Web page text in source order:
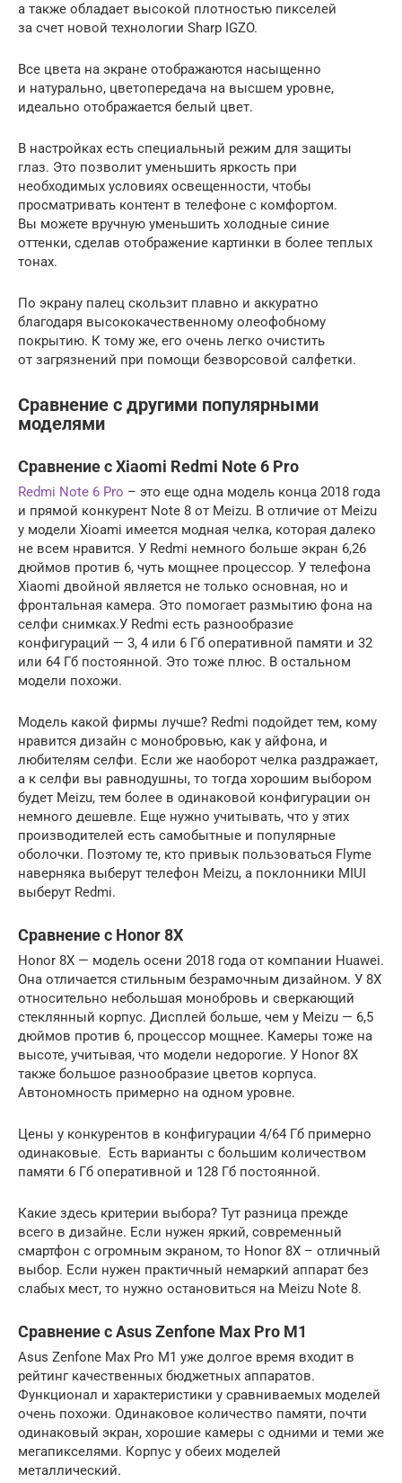
а также обладает высокой плотностью пикселей
за счет новой технологии Sharp IGZO.
Все цвета на экране отображаются насыщенно
и натурально, цветопередача на высшем уровне,
идеально отображается белый цвет.
В настройках есть специальный режим для защиты
глаз. Это позволит уменьшить яркость при
необходимых условиях освещенности, чтобы
просматривать контент в телефоне с комфортом.
Вы можете вручную уменьшить холодные синие
оттенки, сделав отображение картинки в более теплых
тонах.
По экрану палец скользит плавно и аккуратно
благодаря высококачественному олеофобному
покрытию. К тому же, его очень легко очистить
от загрязнений при помощи безворсовой салфетки.
Сравнение с другими популярными
моделями
Сравнение с Xiaomi Redmi Note 6 Pro
Redmi Note 6 Pro – это еще одна модель конца 2018 года
и прямой конкурент Note 8 от Meizu. В отличие от Meizu
у модели Xioami имеется модная челка, которая далеко
не всем нравится. У Redmi немного больше экран 6,26
дюймов против 6, чуть мощнее процессор. У телефона
Xiaomi двойной является не только основная, но и
фронтальная камера. Это помогает размытию фона на
селфи снимках.У Redmi есть разнообразие
конфигураций — 3, 4 или 6 Гб оперативной памяти и 32
или 64 Гб постоянной. Это тоже плюс. В остальном
модели похожи.
Модель какой фирмы лучше? Redmi подойдет тем, кому
нравится дизайн с монобровью, как у айфона, и
любителям селфи. Если же наоборот челка раздражает,
а к селфи вы равнодушны, то тогда хорошим выбором
будет Meizu, тем более в одинаковой конфигурации он
немного дешевле. Еще нужно учитывать, что у этих
производителей есть самобытные и популярные
оболочки. Поэтому те, кто привык пользоваться Flyme
наверняка выберут телефон Meizu, а поклонники MIUI
выберут Redmi.
Сравнение с Honor 8X
Honor 8X — модель осени 2018 года от компании Huawei.
Она отличается стильным безрамочным дизайном. У 8X
относительно небольшая монобровь и сверкающий
стеклянный корпус. Дисплей больше, чем у Meizu — 6,5
дюймов против 6, процессор мощнее. Камеры тоже на
высоте, учитывая, что модели недорогие. У Honor 8X
также большое разнообразие цветов корпуса.
Автономность примерно на одном уровне.
Цены у конкурентов в конфигурации 4/64 Гб примерно
одинаковые. Есть варианты с большим количеством
памяти 6 Гб оперативной и 128 Гб постоянной.
Какие здесь критерии выбора? Тут разница прежде
всего в дизайне. Если нужен яркий, современный
смартфон с огромным экраном, то Honor 8X – отличный
выбор. Если нужен практичный немаркий аппарат без
слабых мест, то нужно остановиться на Meizu Note 8.
Сравнение с Asus Zenfone Max Pro M1
Asus Zenfone Max Pro M1 уже долгое время входит в
рейтинг качественных бюджетных аппаратов.
Функционал и характеристики у сравниваемых моделей
очень похожи. Одинаковое количество памяти, почти
одинаковый экран, хорошие камеры с одними и теми же
мегапикселями. Корпус у обеих моделей
металлический.